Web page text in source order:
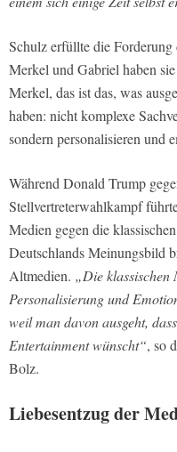
Schulz erfüllte die
Merkel und Gabriel haben
Merkel, das ist das, was
haben: nicht komplexe
sondern personalisieren und
Während Donald Trump
Stellvertreterwahlkampf
Medien gegen die
Deutschlands Meinungsbild
Altmedien. „Die klassischen
Personalisierung und
weil man davon ausgeht,
Entertainment wünscht“, so
Bolz.
Liebesentzug der